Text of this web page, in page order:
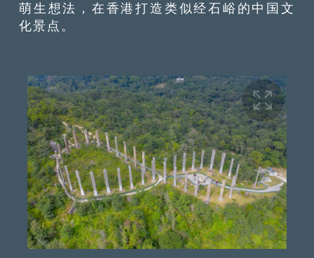
萌生想法，在香港打造类似经石峪的中国文
化景点。